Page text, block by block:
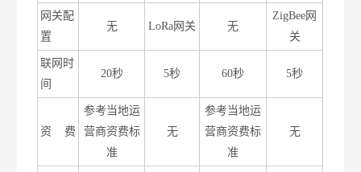
网关配
置
无 LoRa网关 无
ZigBee网
关
联网时
间
20秒 5秒 60秒 5秒
资 费
参考当地运
营商资费标
准
无
参考当地运
营商资费标
准
无